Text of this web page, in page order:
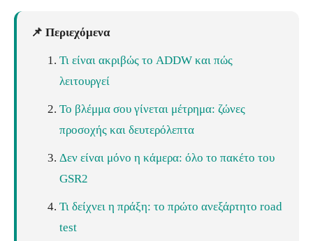
📌 Περιεχόμενα
Τι είναι ακριβώς το ADDW και πώς
λειτουργεί
Το βλέμμα σου γίνεται μέτρημα: ζώνες
προσοχής και δευτερόλεπτα
Δεν είναι μόνο η κάμερα: όλο το πακέτο του
GSR2
Τι δείχνει η πράξη: το πρώτο ανεξάρτητο road
test